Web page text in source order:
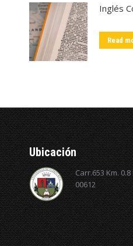
Inglés
Read
Ubicación
Carr.653 Km.
00612